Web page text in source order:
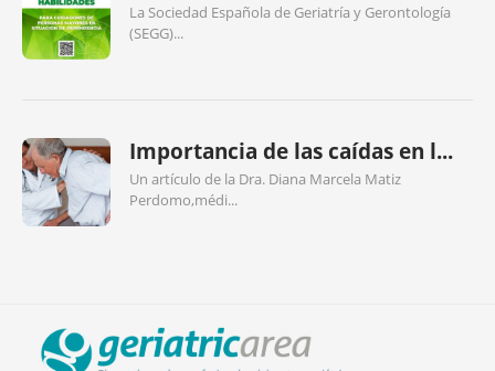
La Sociedad Española de Geriatría y Gerontología
(SEGG)...
Importancia de las caídas en l...
Un artículo de la Dra. Diana Marcela Matiz
Perdomo,médi...